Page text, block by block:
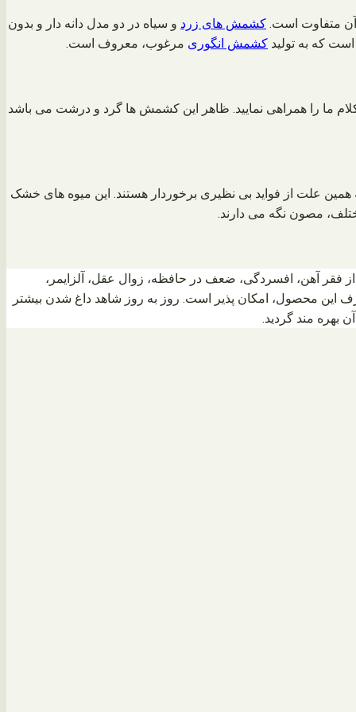
آن متفاوت است. کشمش های زرد و سیاه در دو مدل دانه دار و بدون
که به تولید کشمش انگوری مرغوب، معروف است.
کلام ما را همراهی نمایید. ظاهر این کشمش ها گرد و درشت می باشد
همین علت از فواید بی نظیری برخوردار هستند. این میوه های خشک
مصون نگه می دارند.
فقر آهن، افسردگی، ضعف در حافظه، زوال عقل، آلزایمر،
این محصول، امکان پذیر است. روز به روز شاهد داغ شدن بیشتر
بهره مند گردید.